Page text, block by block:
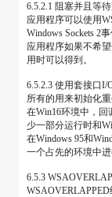
6.5.2.1 阻塞并且等待
应用程序可以使用
Windows Sockets 2
应用程序如果不希
用时可以得到。
6.5.2.3 使用套接口I/
所有的用来初始化
在Win16环境中，
少一部分运行时和
在Windows 95和
一个占先的环境中
6.5.3